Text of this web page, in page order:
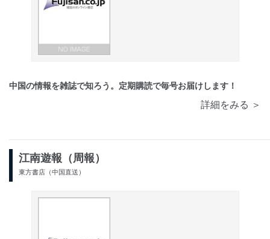
中国の情報を雑誌で知ろう。定期購読で毎号お届けします！
詳細をみる ＞
江南遊報（周報）
東方書店（中国直送）